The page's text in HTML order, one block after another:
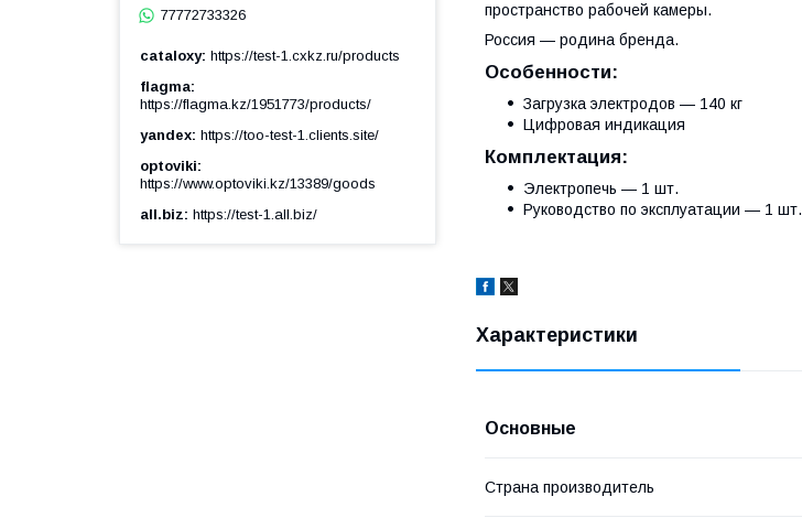
пространство рабочей камеры.
Россия — родина бренда.
Особенности:
Загрузка электродов — 140 кг
Цифровая индикация
Комплектация:
Электропечь — 1 шт.
Руководство по эксплуатации — 1 шт.
Характеристики
Основные
Страна производитель
77772733326
cataloxy https://test-1.cxkz.ru/products
flagma
https://flagma.kz/1951773/products/
yandex https://too-test-1.clients.site/
optoviki
https://www.optoviki.kz/13389/goods
all.biz https://test-1.all.biz/